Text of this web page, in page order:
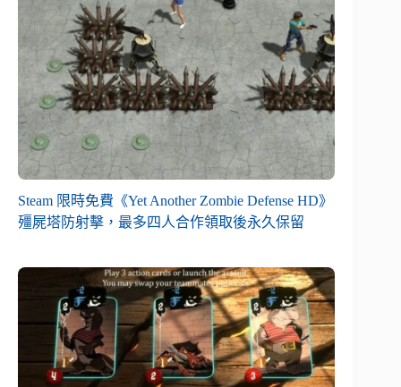
Steam 限時免費《Yet Another Zombie Defense HD》
殭屍塔防射擊，最多四人合作領取後永久保留